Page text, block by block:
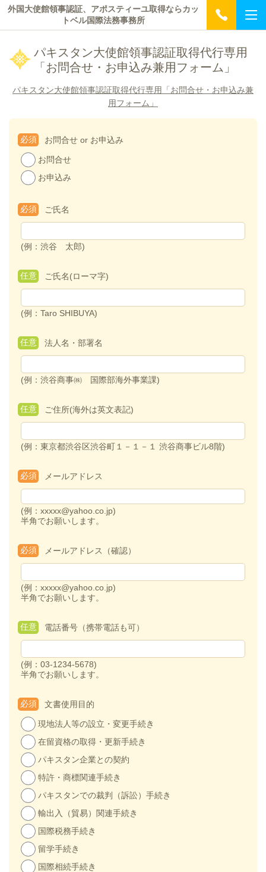
外国大使館領事認証、アポスティーユ取得ならカッ
トベル国際法務事務所
パキスタン大使館領事認証取得代行専用
「お問合せ・お申込み兼用フォーム」
パキスタン大使館領事認証取得代行専用「お問合せ・お申込み兼
用フォーム」
お問合せ or お申込み
必須
お問合せ
お申込み
ご氏名
必須
(例：渋谷 太郎)
ご氏名(ローマ字)
任意
(例：Taro SHIBUYA)
法人名・部署名
任意
(例：渋谷商事㈱ 国際部海外事業課)
ご住所(海外は英文表記)
任意
(例：東京都渋谷区渋谷町１－１－１ 渋谷商事ビル8階)
メールアドレス
必須
(例：xxxxx@yahoo.co.jp)
半角でお願いします。
メールアドレス（確認）
必須
(例：xxxxx@yahoo.co.jp)
半角でお願いします。
電話番号（携帯電話も可）
任意
(例：03-1234-5678)
半角でお願いします。
文書使用目的
必須
現地法人等の設立・変更手続き
在留資格の取得・更新手続き
パキスタン企業との契約
特許・商標関連手続き
パキスタンでの裁判（訴訟）手続き
輸出入（貿易）関連手続き
国際税務手続き
留学手続き
国際相続手続き